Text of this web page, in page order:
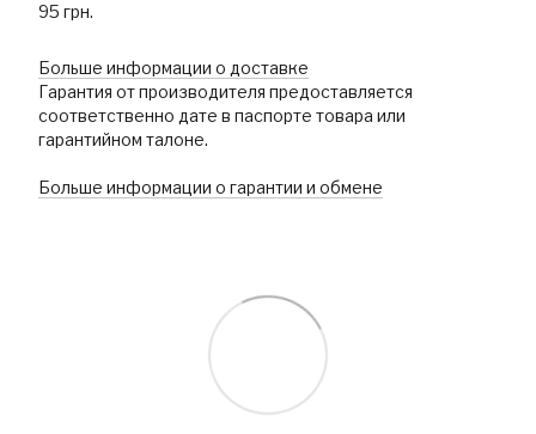
95 грн.
Больше информации о доставке
Гарантия от производителя предоставляется
соответственно дате в паспорте товара или
гарантийном талоне.
Больше информации о гарантии и обмене